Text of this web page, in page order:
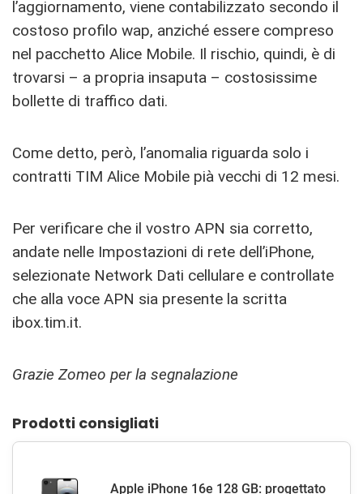
l’aggiornamento, viene contabilizzato secondo il
costoso profilo wap, anziché essere compreso
nel pacchetto Alice Mobile. Il rischio, quindi, è di
trovarsi – a propria insaputa – costosissime
bollette di traffico dati.
Come detto, però, l’anomalia riguarda solo i
contratti TIM Alice Mobile pià vecchi di 12 mesi.
Per verificare che il vostro APN sia corretto,
andate nelle Impostazioni di rete dell’iPhone,
selezionate Network Dati cellulare e controllate
che alla voce APN sia presente la scritta
ibox.tim.it.
Grazie Zomeo per la segnalazione
Prodotti consigliati
Apple iPhone 16e 128 GB: progettato